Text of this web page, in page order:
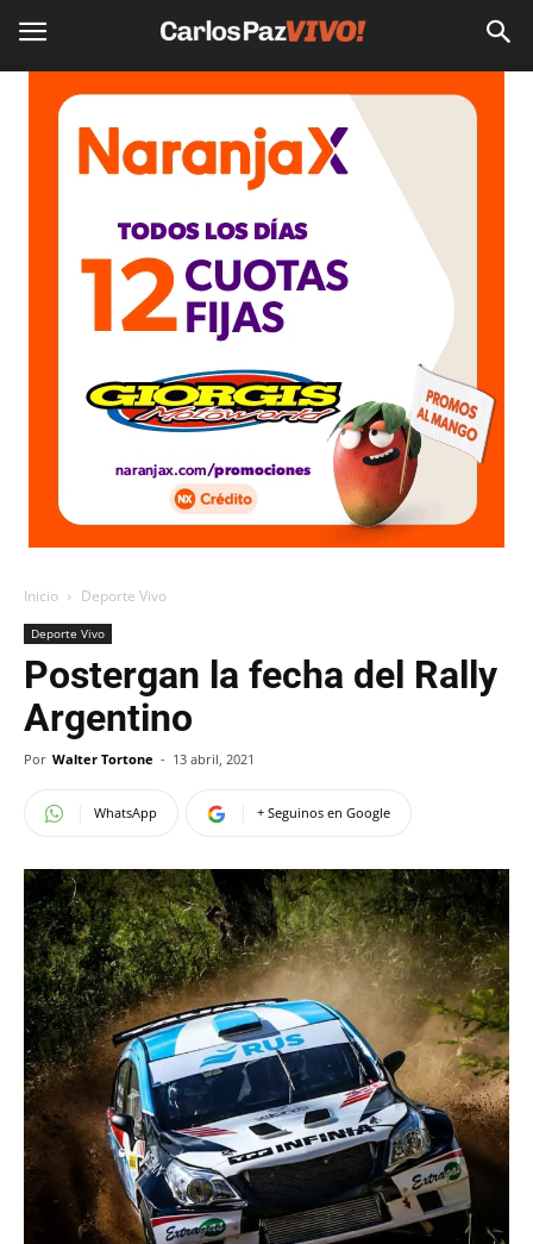
Inicio Deporte Vivo
Deporte Vivo
Postergan la fecha del Rally
Argentino
Por Walter Tortone - 13 abril, 2021
WhatsApp + Seguinos en Google